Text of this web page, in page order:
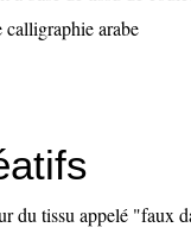
calligraphie arabe
du tissu appelé "faux